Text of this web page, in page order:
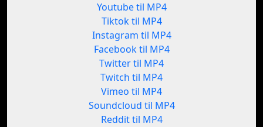
Youtube til MP4
Tiktok til MP4
Instagram til MP4
Facebook til MP4
Twitter til MP4
Twitch til MP4
Vimeo til MP4
Soundcloud til MP4
Reddit til MP4